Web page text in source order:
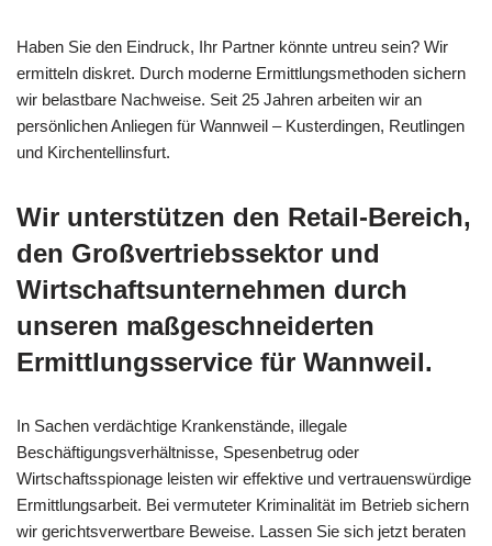
Haben Sie den Eindruck, Ihr Partner könnte untreu sein? Wir
ermitteln diskret. Durch moderne Ermittlungsmethoden sichern
wir belastbare Nachweise. Seit 25 Jahren arbeiten wir an
persönlichen Anliegen für Wannweil – Kusterdingen, Reutlingen
und Kirchentellinsfurt.
Wir unterstützen den Retail-Bereich,
den Großvertriebssektor und
Wirtschaftsunternehmen durch
unseren maßgeschneiderten
Ermittlungsservice für Wannweil.
In Sachen verdächtige Krankenstände, illegale
Beschäftigungsverhältnisse, Spesenbetrug oder
Wirtschaftsspionage leisten wir effektive und vertrauenswürdige
Ermittlungsarbeit. Bei vermuteter Kriminalität im Betrieb sichern
wir gerichtsverwertbare Beweise. Lassen Sie sich jetzt beraten